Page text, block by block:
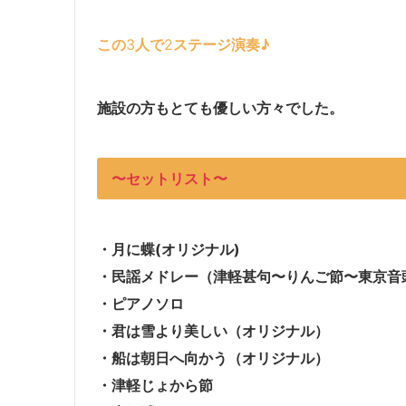
この3人で2ステージ演奏♪
施設の方もとても優しい方々でした。
〜セットリスト〜
・月に蝶(オリジナル)
・民謡メドレー（津軽甚句〜りんご節〜東京音
・ピアノソロ
・君は雪より美しい（オリジナル）
・船は朝日へ向かう（オリジナル）
・津軽じょから節